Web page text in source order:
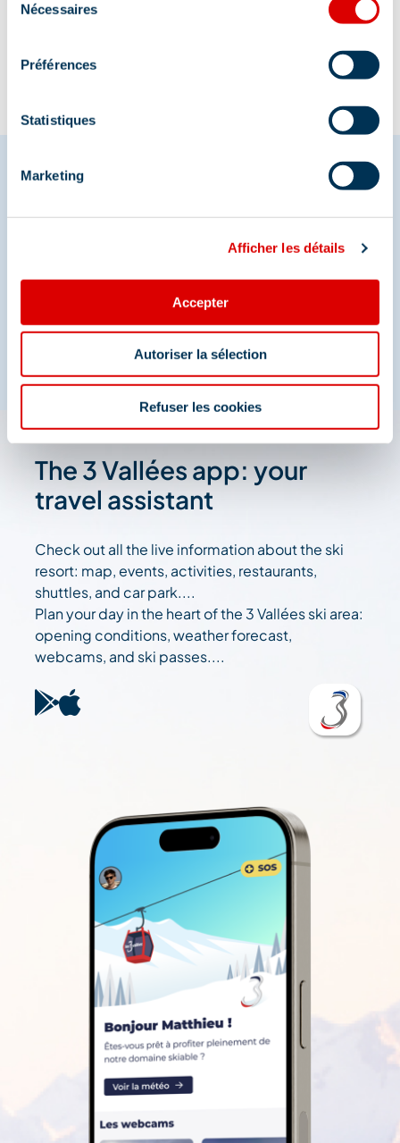
Nécessaires
Préférences
Statistiques
Marketing
Afficher les détails
Accepter
Autoriser la sélection
Refuser les cookies
Share your moments in
The 3 Vallées app: your
travel assistant
Check out all the live information about the ski
resort: map, events, activities, restaurants,
shuttles, and car park....
Plan your day in the heart of the 3 Vallées ski area:
opening conditions, weather forecast,
webcams, and ski passes....